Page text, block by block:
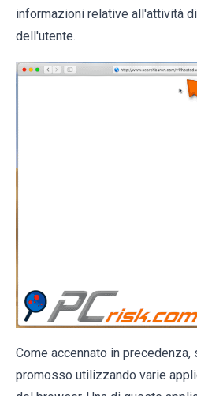
informazioni relative all'attività
dell'utente.
Come accennato in precedenza,
promosso utilizzando varie